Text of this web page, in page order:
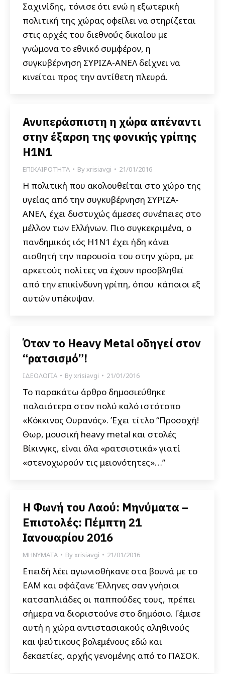
Σαχινίδης, τόνισε ότι ενώ η εξωτερική
πολιτική της χώρας οφείλει να στηρίζεται
στις αρχές του διεθνούς δικαίου με
γνώμονα το εθνικό συμφέρον, η
συγκυβέρνηση ΣΥΡΙΖΑ-ΑΝΕΛ δείχνει να
κινείται προς την αντίθετη πλευρά.
Ανυπεράσπιστη η χώρα απέναντι
στην έξαρση της φονικής γρίπης
Η1Ν1
ΕΠΙΚΑΙΡΟΤΗΤΑ Byxrisiavgi 21/01/2016
Η πολιτική που ακολουθείται στο χώρο της
υγείας από την συγκυβέρνηση ΣΥΡΙΖΑ-
ΑΝΕΛ, έχει δυστυχώς άμεσες συνέπειες στο
μέλλον των Ελλήνων. Πιο συγκεκριμένα, ο
πανδημικός ιός Η1Ν1 έχει ήδη κάνει
αισθητή την παρουσία του στην χώρα, με
αρκετούς πολίτες να έχουν προσβληθεί
από την επικίνδυνη γρίπη, όπου κάποιοι εξ
αυτών υπέκυψαν.
Όταν το Heavy Metal οδηγεί στον
“ρατσισμό”!
ΙΔΕΟΛΟΓΙΑ Byxrisiavgi 21/01/2016
Το παρακάτω άρθρο δημοσιεύθηκε
παλαιότερα στον πολύ καλό ιστότοπο
«Κόκκινος Ουρανός». Έχει τίτλο “Προσοχή!
Θωρ, μουσική heavy metal και στολές
Βίκινγκς, είναι όλα «ρατσιστικά» γιατί
«στενοχωρούν τις μειονότητες»…”
Η Φωνή του Λαού: Μηνύματα –
Επιστολές: Πέμπτη 21
Ιανουαρίου 2016
ΜΗΝΥΜΑΤΑ Byxrisiavgi 21/01/2016
Επειδή λέει αγωνισθήκανε στα βουνά με το
ΕΑΜ και σφάζανε Έλληνες σαν γνήσιοι
κατσαπλιάδες οι παππούδες τους, πρέπει
σήμερα να διοριστούνε στο δημόσιο. Γέμισε
αυτή η χώρα αντιστασιακούς αληθινούς
και ψεύτικους βολεμένους εδώ και
δεκαετίες, αρχής γενομένης από το ΠΑΣΟΚ.